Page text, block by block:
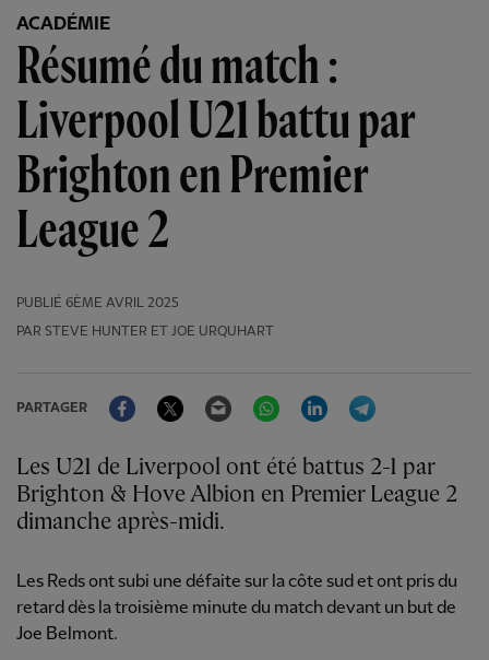
ACADÉMIE
Résumé du match :
Liverpool U21 battu par
Brighton en Premier
League 2
PUBLIÉ 6ÈME AVRIL 2025
PAR STEVE HUNTER ET JOE URQUHART
PARTAGER
FacebookTwitter Email WhatsAppLinkedIn
Les U21 de Liverpool ont été battus 2-1 par
Brighton & Hove Albion en Premier League 2
dimanche après-midi.
Les Reds ont subi une défaite sur la côte sud et ont pris du
retard dès la troisième minute du match devant un but de
Joe Belmont.